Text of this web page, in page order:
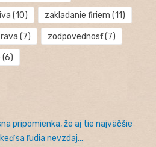
(10) zakladanie firiem (11)
(7) zodpovednosť(7)
(6)
pripomienka, že aj tie najväčšie
sa ľudia nevzdaj...